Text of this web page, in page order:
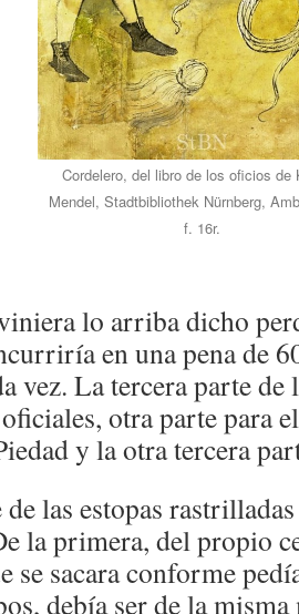
Cordelero, del libro de los oficios de
Mendel, Stadtbibliothek Nürnberg,
f. 16r.
lo arriba dicho
en una pena de
vez. La tercera parte de
otra parte para
y la otra tercera
de las estopas
la primera, del propio
se sacara conforme
debía ser de la